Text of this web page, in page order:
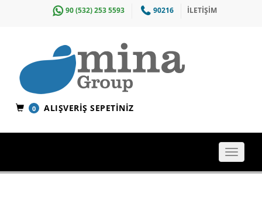
90 (532) 253 5593 90216 İLETİŞİM
0 ALIŞVERIŞ SEPETINIZ
Toggle